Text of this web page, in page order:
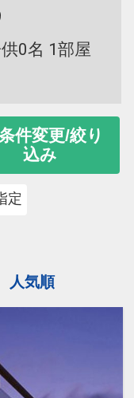
0名 1部屋
件変更/絞り
込み
定
人気順